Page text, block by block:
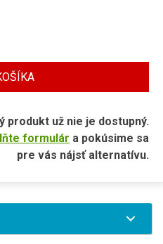
produkt už nie je dostupný.
formulár a pokúsime sa
pre vás nájsť alternatívu.